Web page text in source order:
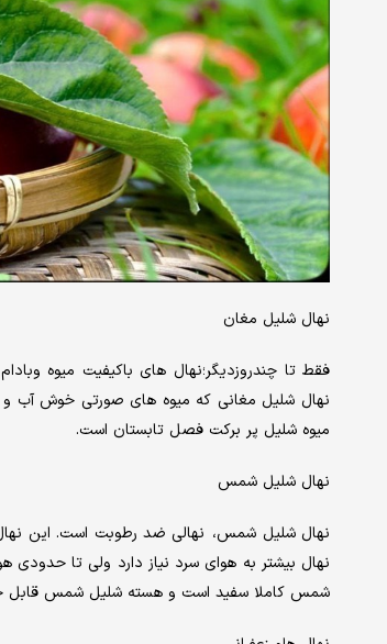
نهال شلیل مغان
نهال شلیل مغانی که میوه های صورتی خوش آب و
میوه شلیل پر برکت فصل تابستان است.
نهال شلیل شمس
نهال شلیل شمس، نهالی ضد رطوبت است. این
نهال بیشتر به هوای سرد نیاز دارد ولی تا
شمس کاملا سفید است و هسته شلیل شمس قابل